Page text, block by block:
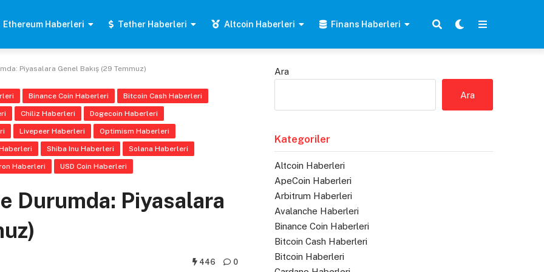
Ethereum Haberleri Tether Haberleri Altcoin Haberleri Finans Haberleri
Piyasalara Genel Bakış (29 Temmuz)
Binance Coin Haberleri Bitcoin Cash Haberleri
Chiliz Haberleri Dogecoin Haberleri
Livepeer Haberleri Optimism Haberleri
Shiba Inu Haberleri Solana Haberleri
Haberleri USD Coin Haberleri
Durumda: Piyasalara
446 0
Ara
Ara
Kategoriler
Altcoin Haberleri
ApeCoin Haberleri
Arbitrum Haberleri
Avalanche Haberleri
Binance Coin Haberleri
Bitcoin Cash Haberleri
Bitcoin Haberleri